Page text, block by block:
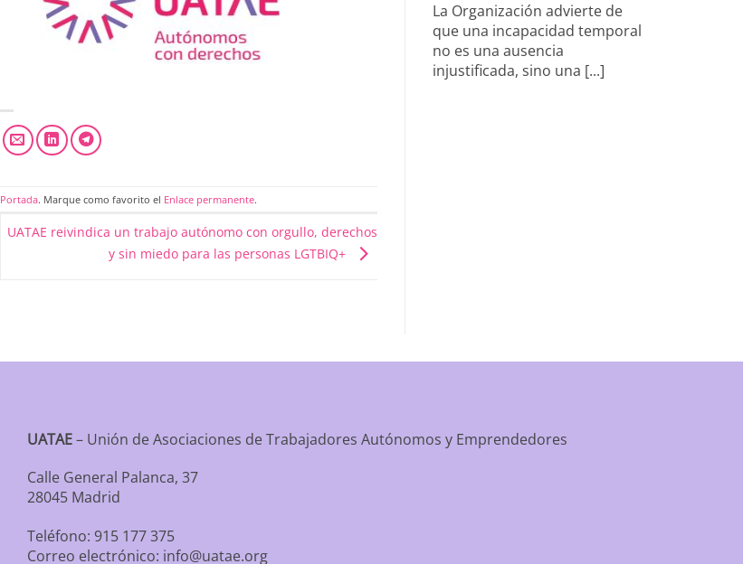
Portada. Marque como favorito el Enlace permanente.
UATAE reivindica un trabajo autónomo con orgullo, derechos
y sin miedo para las personas LGTBIQ+
La Organización advierte de
que una incapacidad temporal
no es una ausencia
injustificada, sino una [...]
UATAE– Unión de Asociaciones de Trabajadores Autónomos y Emprendedores
Calle General Palanca, 37
28045 Madrid
Teléfono: 915 177 375
Correo electrónico: info@uatae.org